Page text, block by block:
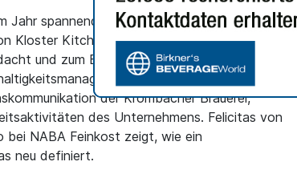
Jahr spannende Praxis-Insights geben: Mario
Kloster Kitchen, eine Marke der curameo AG,
und zum Erfolg gemacht werden kann.
und Pia Munschek-Jung,
der Krombacher Brauerei,
des Unternehmens. Felicitas von
bei NABA Feinkost zeigt, wie ein
neu definiert.